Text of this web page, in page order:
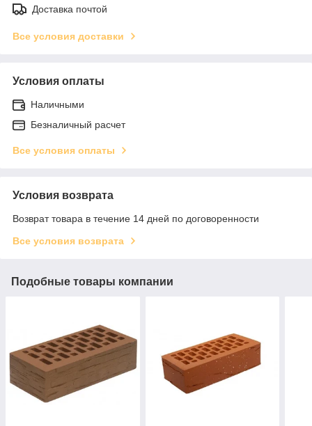
Доставка почтой
Все условия доставки
Условия оплаты
Наличными
Безналичный расчет
Все условия оплаты
Условия возврата
Возврат товара в течение 14 дней по договоренности
Все условия возврата
Подобные товары компании